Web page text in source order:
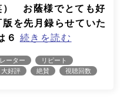
） お蔭様でとても好
を先月録らせていた
６ 続きを読む
ーター
リピート
大好評 絶賛
視聴回数